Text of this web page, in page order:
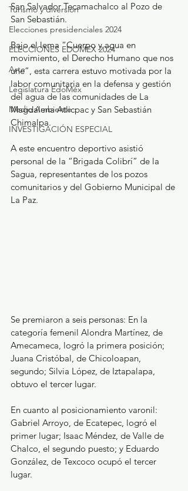
Turismo y diversión
Elecciones presidenciales 2024
ELECCIONES EDOMEX 2024
Arte
Legislatura EdoMéx
Medio Ambiente
INVESTIGACIÓN ESPECIAL
San Salvador Tecamachalco al Pozo de
San Sebastián.
Bajo el lema “Cuerpo y agua en
movimiento, el Derecho Humano que nos
une”, esta carrera estuvo motivada por la
labor comunitaria en la defensa y gestión
del agua de las comunidades de La
Magdalena Atlicpac y San Sebastián
Chimalpa.
A este encuentro deportivo asistió
personal de la “Brigada Colibrí” de la
Sagua, representantes de los pozos
comunitarios y del Gobierno Municipal de
La Paz.
Se premiaron a seis personas: En la
categoría femenil Alondra Martínez, de
Amecameca, logró la primera posición;
Juana Cristóbal, de Chicoloapan,
segundo; Silvia López, de Iztapalapa,
obtuvo el tercer lugar.
En cuanto al posicionamiento varonil:
Gabriel Arroyo, de Ecatepec, logró el
primer lugar; Isaac Méndez, de Valle de
Chalco, el segundo puesto; y Eduardo
González, de Texcoco ocupó el tercer
lugar.